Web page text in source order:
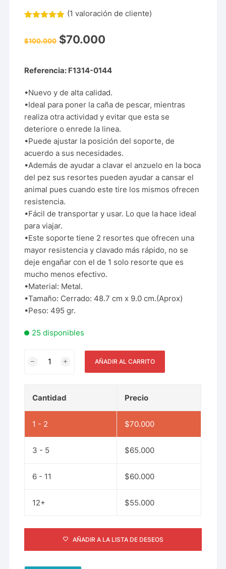
de 5 en
cliente
(1 valoración de cliente)
$100.000 $70.000
Referencia: F1314-0144
•Nuevo y de alta calidad.
•Ideal para poner la caña de pescar, mientras
realiza otra actividad y evitar que esta se
deteriore o enrede la linea.
•Puede ajustar la posición del soporte, de
acuerdo a sus necesidades.
•Además de ayudar a clavar el anzuelo en la boca
del pez sus resortes pueden ayudar a cansar el
animal pues cuando este tire los mismos ofrecen
resistencia.
•Fácil de transportar y usar. Lo que la hace ideal
para viajar.
•Este soporte tiene 2 resortes que ofrecen una
mayor resistencia y clavado más rápido, no se
deje engañar con el de 1 solo resorte que es
mucho menos efectivo.
•Material: Metal.
•Tamaño: Cerrado: 48.7 cm x 9.0 cm.(Aprox)
•Peso: 495 gr.
25 disponibles
AÑADIR AL CARRITO
Cantidad Precio
1 - 2 $70.000
3 - 5 $65.000
6 - 11 $60.000
12+ $55.000
AÑADIR A LA LISTA DE DESEOS